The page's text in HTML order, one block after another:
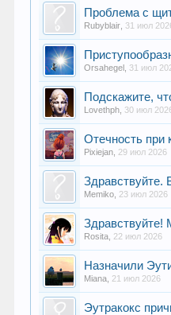
Проблема с
Rubyblair 31 июл
Orsahegel 31 июл
Подскажите,
Lovethph 30 июл
Отечность при
Pixiejan 29 июл 2026
Здравствуйте.
Memiko 23 июл 2026
Здравствуйте!
Rosita 22 июл 2026
Назначили
Miana 21 июл 2026
Эутракокс